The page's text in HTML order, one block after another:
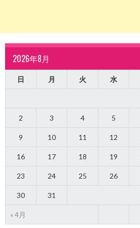
2026年8月
日 月 火 水
« 4月
2 3 4 5
9 10 11 12
16 17 18 19
23 24 25 26
30 31